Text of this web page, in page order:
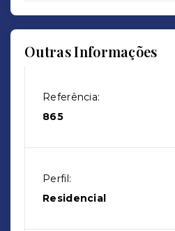
Outras Informações
Referência:
865
Perfil:
Residencial